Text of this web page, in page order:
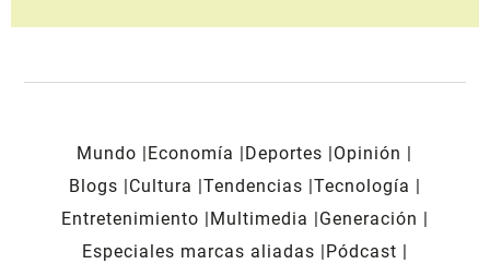
Mundo Economía Deportes
Opinión
Blogs
Cultura Tendencias Tecnología
Entretenimiento
Multimedia
Generación
Especiales marcas aliadas
Pódcast